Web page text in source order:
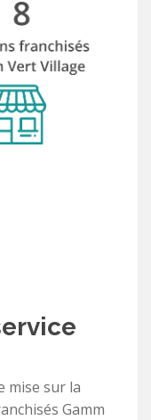
mise sur la
Gamm